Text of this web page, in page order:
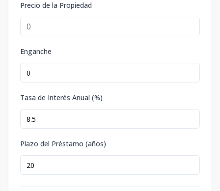
Precio de la Propiedad
Enganche
Tasa de Interés Anual (%)
Plazo del Préstamo (años)